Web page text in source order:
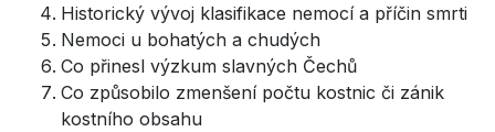
Historický vývoj klasifikace nemocí a příčin smrti
Nemoci u bohatých a chudých
Co přinesl výzkum slavných Čechů
Co způsobilo zmenšení počtu kostnic či zánik
kostního obsahu